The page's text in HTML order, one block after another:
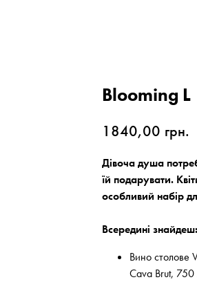
Blooming L
1840,00 грн.
Дівоча душа
їй подарувати.
особливий набір
Всередині знайдеш:
Вино столове
Cava Brut,